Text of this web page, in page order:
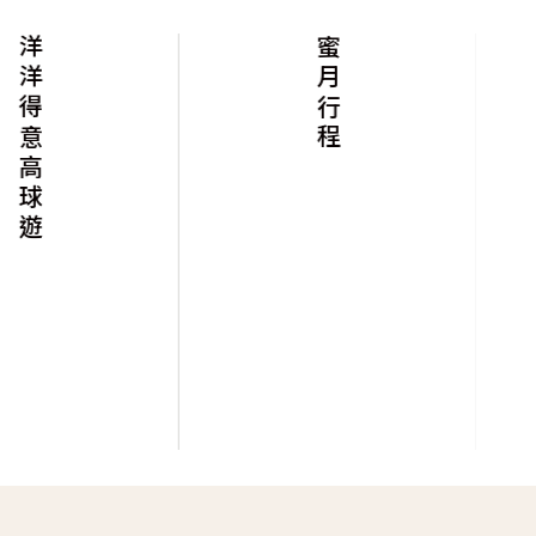
洋洋得意高球遊 蜜月行程